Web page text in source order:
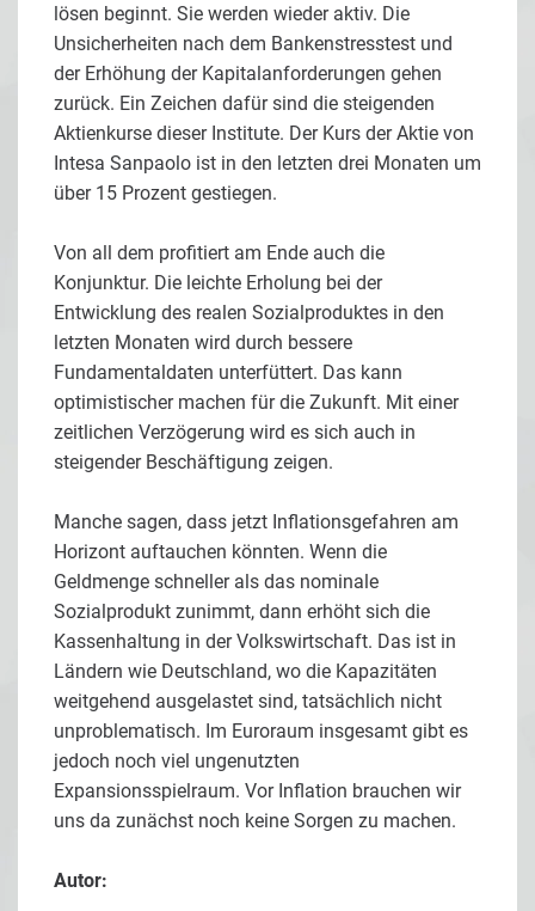
lösen beginnt. Sie werden wieder aktiv. Die
Unsicherheiten nach dem Bankenstresstest und
der Erhöhung der Kapitalanforderungen gehen
zurück. Ein Zeichen dafür sind die steigenden
Aktienkurse dieser Institute. Der Kurs der Aktie von
Intesa Sanpaolo ist in den letzten drei Monaten um
über 15 Prozent gestiegen.
Von all dem profitiert am Ende auch die
Konjunktur. Die leichte Erholung bei der
Entwicklung des realen Sozialproduktes in den
letzten Monaten wird durch bessere
Fundamentaldaten unterfüttert. Das kann
optimistischer machen für die Zukunft. Mit einer
zeitlichen Verzögerung wird es sich auch in
steigender Beschäftigung zeigen.
Manche sagen, dass jetzt Inflationsgefahren am
Horizont auftauchen könnten. Wenn die
Geldmenge schneller als das nominale
Sozialprodukt zunimmt, dann erhöht sich die
Kassenhaltung in der Volkswirtschaft. Das ist in
Ländern wie Deutschland, wo die Kapazitäten
weitgehend ausgelastet sind, tatsächlich nicht
unproblematisch. Im Euroraum insgesamt gibt es
jedoch noch viel ungenutzten
Expansionsspielraum. Vor Inflation brauchen wir
uns da zunächst noch keine Sorgen zu machen.
Autor: